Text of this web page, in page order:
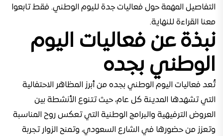
التفاصيل المهمة حول فعاليات جدة لليوم الوطني. فقط تابعوا
معنا القراءة للنهاية.
نبذة عن فعاليات اليوم
الوطني بجده
تُعد فعاليات اليوم الوطني بجده من أبرز المظاهر الاحتفالية
التي تشهدها المدينة كل عام، حيث تتنوع الأنشطة بين
العروض الترفيهية والبرامج الوطنية التي تعكس روح المناسبة
وتعزز من حضورها في الشارع السعودي، وتمنح الزوار تجربة